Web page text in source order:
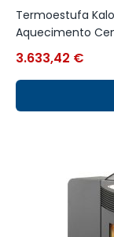
Termoestufa
Aquecimento
3.633,42 €